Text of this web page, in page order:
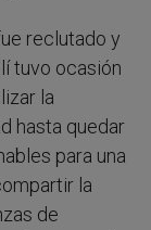
reclutado y
tuvo ocasión
la
hasta quedar
para una
la
de